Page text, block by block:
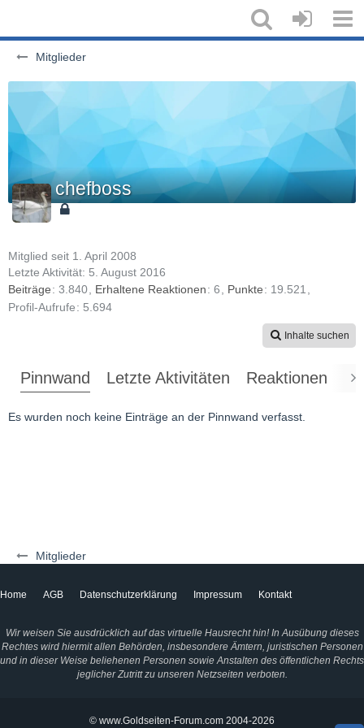
Mitglieder
Mitglieder
chefboss
Mitglied seit 1. April 2008
Letzte Aktivität: 5. August 2016
Beiträge
3.840 Erhaltene Reaktionen 6 Punkte
19.521
Profil-Aufrufe
5.694
Inhalte suchen
Pinnwand Letzte Aktivitäten Reaktionen
Es wurden noch keine Einträge an der Pinnwand verfasst.
Home AGB Datenschutzerklärung Impressum Kontakt
Wir weisen Sie ausdrücklich auf das virtuelle Hausrecht hin! In Ausübung dieses
Rechtes wird hiermit allen Behörden, insbesondere Ämtern, juristischen Personen
und in dieser Weise beliehenen Personen sowie Anstalten des öffentlichen Rechts
jeglicher Zutritt zu unseren Netzseiten verboten.
© www.Goldseiten-Forum.com 2004-2026